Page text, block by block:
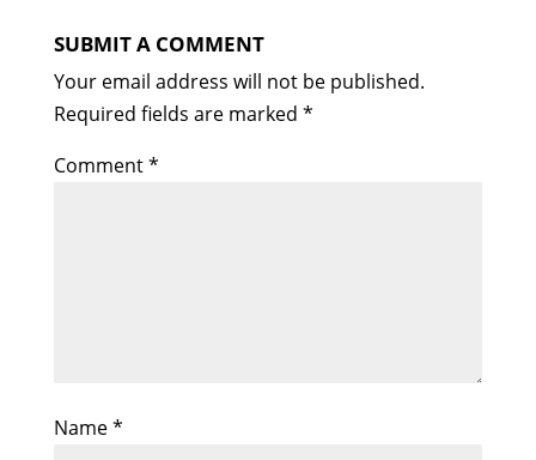
SUBMIT A COMMENT
Your email address will not be published.
Required fields are marked *
Comment*
Name*